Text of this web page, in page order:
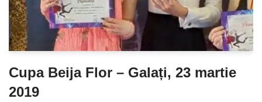
Cupa Beija Flor – Galați, 23 martie
2019